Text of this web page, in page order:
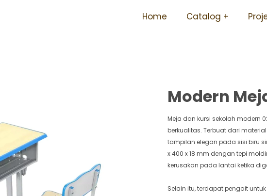
Home Catalog
Berbagai Ukuran Tidak
Modern
Meja dan kursi sekolah modern
berkualitas. Terbuat dari
tampilan elegan pada sisi biru
x 400 x 18 mm dengan tepi
kerusakan pada lantai ketika
Selain itu, terdapat pengait